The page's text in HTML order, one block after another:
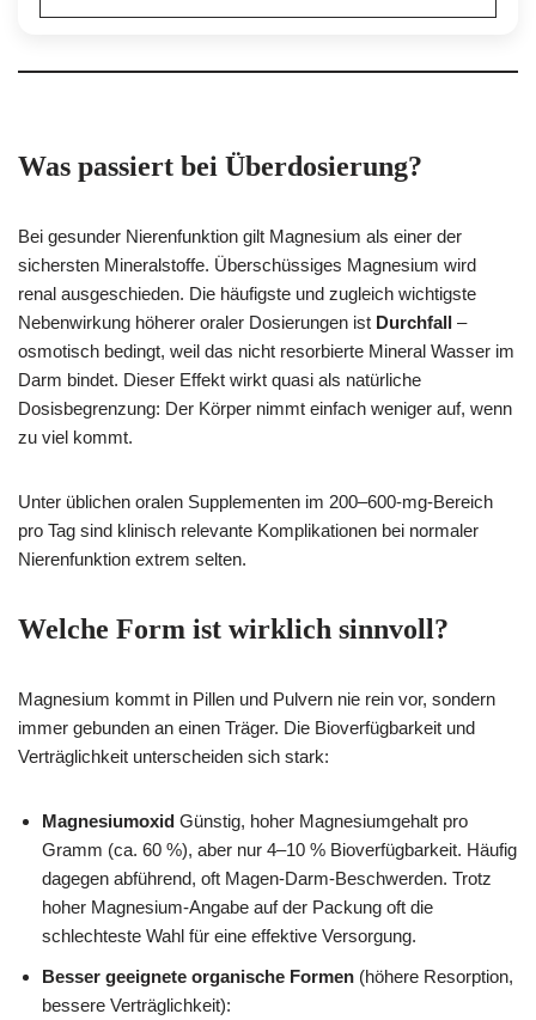
Was passiert bei Überdosierung?
Bei gesunder Nierenfunktion gilt Magnesium als einer der
sichersten Mineralstoffe. Überschüssiges Magnesium wird
renal ausgeschieden. Die häufigste und zugleich wichtigste
Nebenwirkung höherer oraler Dosierungen ist Durchfall –
osmotisch bedingt, weil das nicht resorbierte Mineral Wasser im
Darm bindet. Dieser Effekt wirkt quasi als natürliche
Dosisbegrenzung: Der Körper nimmt einfach weniger auf, wenn
zu viel kommt.
Unter üblichen oralen Supplementen im 200–600-mg-Bereich
pro Tag sind klinisch relevante Komplikationen bei normaler
Nierenfunktion extrem selten.
Welche Form ist wirklich sinnvoll?
Magnesium kommt in Pillen und Pulvern nie rein vor, sondern
immer gebunden an einen Träger. Die Bioverfügbarkeit und
Verträglichkeit unterscheiden sich stark:
Magnesiumoxid Günstig, hoher Magnesiumgehalt pro
Gramm (ca. 60 %), aber nur 4–10 % Bioverfügbarkeit. Häufig
dagegen abführend, oft Magen-Darm-Beschwerden. Trotz
hoher Magnesium-Angabe auf der Packung oft die
schlechteste Wahl für eine effektive Versorgung.
Besser geeignete organische Formen (höhere Resorption,
bessere Verträglichkeit):